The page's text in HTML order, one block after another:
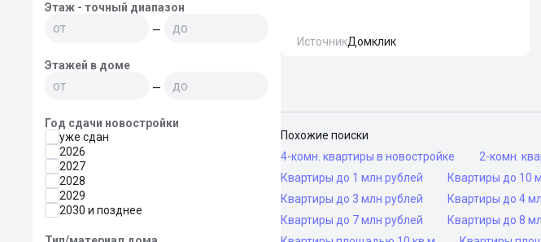
Этаж - точный диапазон
—
Этажей в доме
—
Год сдачи новостройки
уже сдан
2026
2027
2028
2029
2030 и позднее
ИсточникДомклик
Похожие поиски
4-комн. квартиры в новостройке
2-комн.
Квартиры до 1 млн рублей
Квартиры до 10
Квартиры до 3 млн рублей
Квартиры до 4
Квартиры до 7 млн рублей
Квартиры до 8